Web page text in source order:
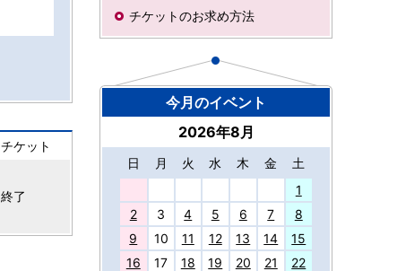
チケット
終了
チケットのお求め方法
今月のイベント
2026年8月
日 月 火 水 木 金
土
1
2
3 4 5 6 7
8
9
10 11 12 13 14
15
16
17 18 19 20 21
22